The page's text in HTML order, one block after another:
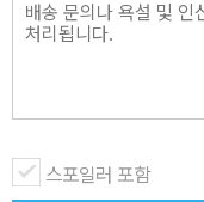
스포일러 포함